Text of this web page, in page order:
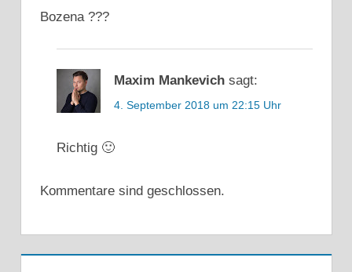
Bozena ???
Maxim Mankevich sagt:
4. September 2018 um 22:15 Uhr
Richtig 🙂
Kommentare sind geschlossen.